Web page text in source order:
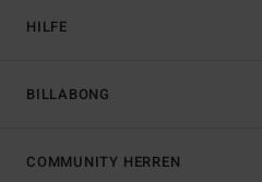
HILFE
BILLABONG
COMMUNITY HERREN